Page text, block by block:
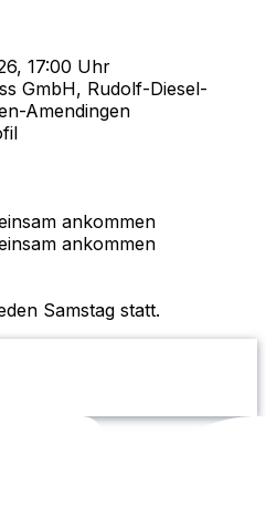
17:00 Uhr
GmbH, Rudolf-Diesel-
Amendingen
ankommen
ankommen
Samstag statt.